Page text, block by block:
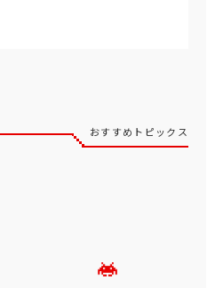
おすすめトピックス